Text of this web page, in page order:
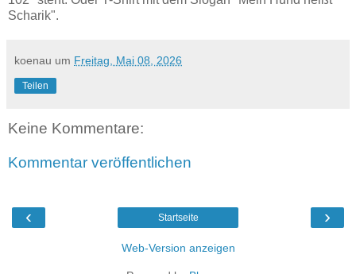
Scharik".
koenau um Freitag, Mai 08, 2026
Teilen
Keine Kommentare:
Kommentar veröffentlichen
‹ ›
Startseite
Web-Version anzeigen